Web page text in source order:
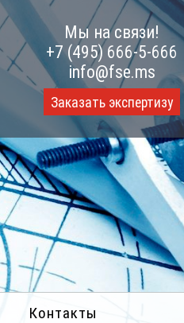
Мы на связи!
+7 (495) 666-5-666
info@fse.ms
Заказать экспертизу
Контакты